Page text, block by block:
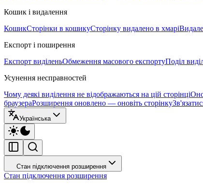
Кошик і видалення
КошикСторінки в кошикуСторінку видалено в хмарі
Експорт і поширення
Експорт виділеньОбмеження масового експортуПоділ
Усунення несправностей
Чому деякі виділення не відображаються на цій сторінці
браузераРозширення оновлено — оновіть сторінку
Українська
Стан підключення розширення
Стан підключення розширення